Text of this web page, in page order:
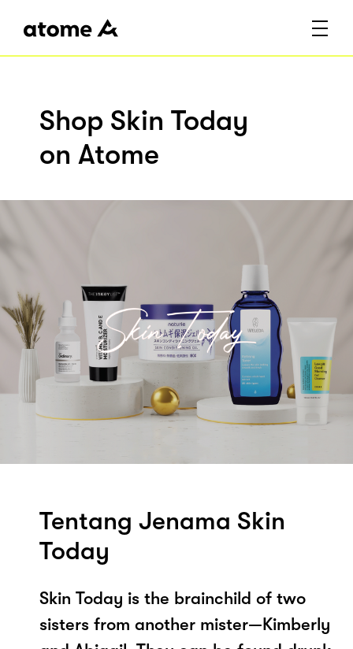
Shop Skin Today
on Atome
Tentang Jenama Skin
Today
Skin Today is the brainchild of two
sisters from another mister—Kimberly